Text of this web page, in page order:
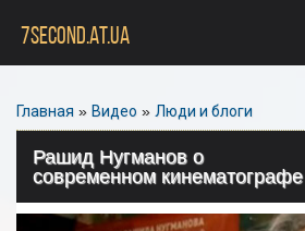
7SECOND.AT.UA
Главная » Видео » Люди и блоги
Рашид Нугманов о
современном кинематографе